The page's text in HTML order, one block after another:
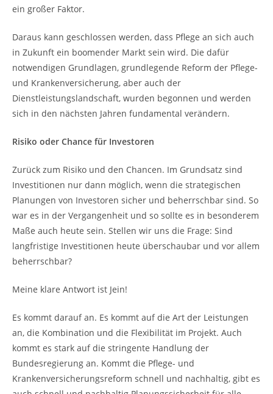
ein großer Faktor.
Daraus kann geschlossen werden, dass Pflege an sich auch
in Zukunft ein boomender Markt sein wird. Die dafür
notwendigen Grundlagen, grundlegende Reform der Pflege-
und Krankenversicherung, aber auch der
Dienstleistungslandschaft, wurden begonnen und werden
sich in den nächsten Jahren fundamental verändern.
Risiko oder Chance für Investoren
Zurück zum Risiko und den Chancen. Im Grundsatz sind
Investitionen nur dann möglich, wenn die strategischen
Planungen von Investoren sicher und beherrschbar sind. So
war es in der Vergangenheit und so sollte es in besonderem
Maße auch heute sein. Stellen wir uns die Frage: Sind
langfristige Investitionen heute überschaubar und vor allem
beherrschbar?
Meine klare Antwort ist Jein!
Es kommt darauf an. Es kommt auf die Art der Leistungen
an, die Kombination und die Flexibilität im Projekt. Auch
kommt es stark auf die stringente Handlung der
Bundesregierung an. Kommt die Pflege- und
Krankenversicherungsreform schnell und nachhaltig, gibt es